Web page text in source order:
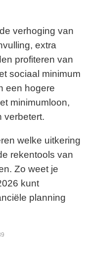
verhoging van
extra
profiteren van
sociaal minimum
een hogere
minimumloon,
verbetert.
welke uitkering
rekentools van
Zo weet je
kunt
planning